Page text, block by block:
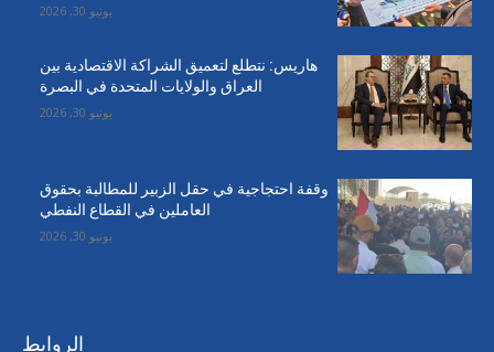
يونيو 30, 2026
هاريس: نتطلع لتعميق الشراكة الاقتصادية بين
العراق والولايات المتحدة في البصرة
يونيو 30, 2026
وقفة احتجاجية في حقل الزبير للمطالبة بحقوق
العاملين في القطاع النفطي
يونيو 30, 2026
الروابط